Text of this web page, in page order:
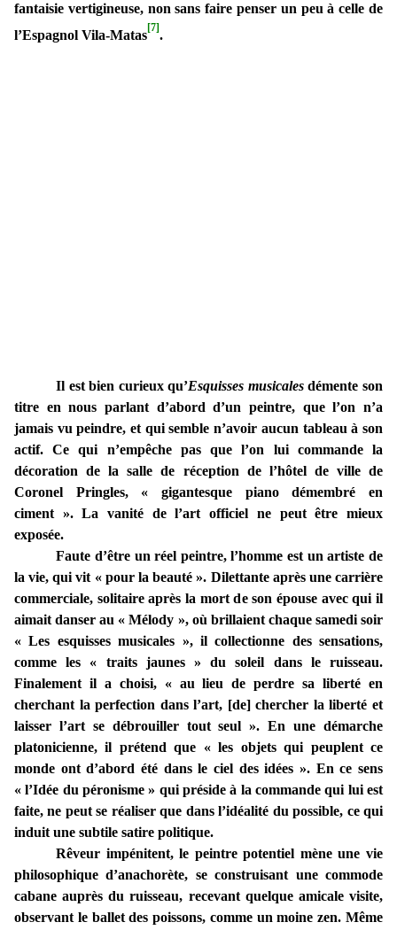
fantaisie vertigineuse, non sans faire penser un peu à celle de
l’Espagnol Vila-Matas[7].
Il est bien curieux qu’Esquisses musicalesdémente son
titre en nous parlant d’abord d’un peintre, que l’on n’a
jamais vu peindre, et qui semble n’avoir aucun tableau à son
actif. Ce qui n’empêche pas que l’on lui commande la
décoration de la salle de réception de l’hôtel de ville de
Coronel Pringles, « gigantesque piano démembré en
ciment ». La vanité de l’art officiel ne peut être mieux
exposée.
Faute d’être un réel peintre, l’homme est un artiste de
la vie, qui vit « pour la beauté ». Dilettante après une carrière
commerciale, solitaire après la mort de son épouse avec qui il
aimait danser au « Mélody », où brillaient chaque samedi soir
« Les esquisses musicales », il collectionne des sensations,
comme les « traits jaunes » du soleil dans le ruisseau.
Finalement il a choisi, « au lieu de perdre sa liberté en
cherchant la perfection dans l’art, [de] chercher la liberté et
laisser l’art se débrouiller tout seul ». En une démarche
platonicienne, il prétend que « les objets qui peuplent ce
monde ont d’abord été dans le ciel des idées ». En ce sens
« l’Idée du péronisme » qui préside à la commande qui lui est
faite, ne peut se réaliser que dans l’idéalité du possible, ce qui
induit une subtile satire politique.
Rêveur impénitent, le peintre potentiel mène une vie
philosophique d’anachorète, se construisant une commode
cabane auprès du ruisseau, recevant quelque amicale visite,
observant le ballet des poissons, comme un moine zen. Même